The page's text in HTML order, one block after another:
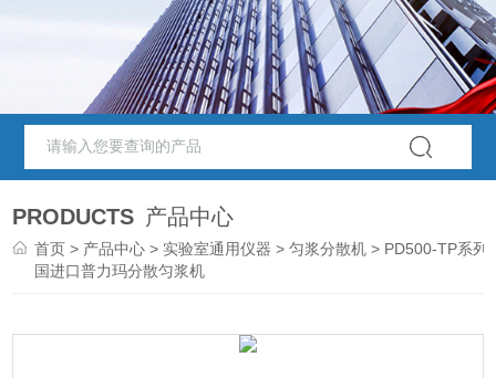
PRODUCTS 产品中心
首页 > 产品中心 > 实验室通用仪器 >匀浆分散机 > PD500-TP系列
国进口普力玛分散匀浆机